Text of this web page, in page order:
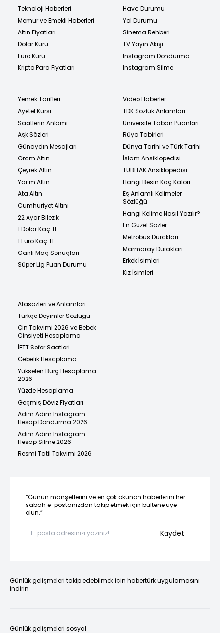
Teknoloji Haberleri
Memur ve Emekli Haberleri
Altın Fiyatları
Dolar Kuru
Euro Kuru
Kripto Para Fiyatları
Hava Durumu
Yol Durumu
Sinema Rehberi
TV Yayın Akışı
Instagram Dondurma
Instagram Silme
Yemek Tarifleri
Ayetel Kürsi
Saatlerin Anlamı
Aşk Sözleri
Günaydın Mesajları
Gram Altın
Çeyrek Altın
Yarım Altın
Ata Altın
Cumhuriyet Altını
22 Ayar Bilezik
1 Dolar Kaç TL
1 Euro Kaç TL
Canlı Maç Sonuçları
Süper Lig Puan Durumu
Video Haberler
TDK Sözlük Anlamları
Üniversite Taban Puanları
Rüya Tabirleri
Dünya Tarihi ve Türk Tarihi
İslam Ansiklopedisi
TÜBİTAK Ansiklopedisi
Hangi Besin Kaç Kalori
Eş Anlamlı Kelimeler
Sözlüğü
Hangi Kelime Nasıl Yazılır?
En Güzel Sözler
Metrobüs Durakları
Marmaray Durakları
Erkek İsimleri
Kız İsimleri
Atasözleri ve Anlamları
Türkçe Deyimler Sözlüğü
Çin Takvimi 2026 ve Bebek
Cinsiyeti Hesaplama
İETT Sefer Saatleri
Gebelik Hesaplama
Yükselen Burç Hesaplama
2026
Yüzde Hesaplama
Geçmiş Döviz Fiyatları
Adım Adım Instagram
Hesap Dondurma 2026
Adım Adım Instagram
Hesap Silme 2026
Resmi Tatil Takvimi 2026
“Günün manşetlerini ve en çok okunan haberlerini her
sabah e-postanızdan takip etmek için bültene üye
olun.”
Kaydet
Günlük gelişmeleri takip edebilmek için habertürk uygulamasını
indirin
Günlük gelişmeleri sosyal